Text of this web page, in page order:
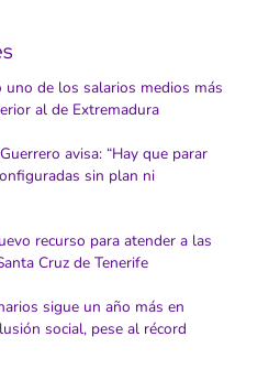
uno de los salarios medios más
al de Extremadura
avisa: “Hay que parar
sin plan ni
recurso para atender a las
Cruz de Tenerife
sigue un año más en
social, pese al récord